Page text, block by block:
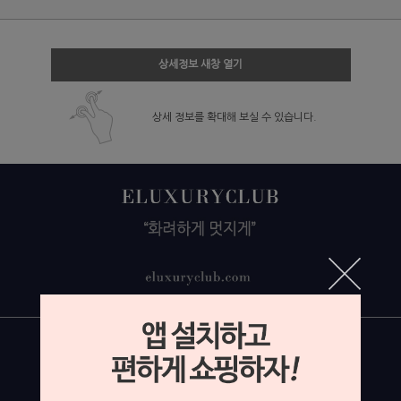
상세정보 새창 열기
상세 정보를 확대해 보실 수 있습니다.